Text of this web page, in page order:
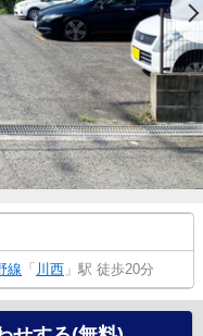
線 「 川西 」駅 徒歩20分